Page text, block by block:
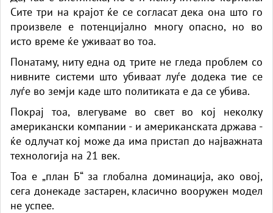
Сите три на крајот ќе се согласат дека она што го
произвеле е потенцијално многу опасно, но во
исто време ќе уживаат во тоа.
Понатаму, ниту една од трите не гледа проблем со
нивните системи што убиваат луѓе додека тие се
луѓе во земји каде што политиката е да се убива.
Покрај тоа, влегуваме во свет во кој неколку
американски компании - и американската држава -
ќе одлучат кој може да има пристап до најважната
технологија на 21 век.
Тоа е „план Б“ за глобална доминација, ако овој,
сега донекаде застарен, класично вооружен модел
не успее.